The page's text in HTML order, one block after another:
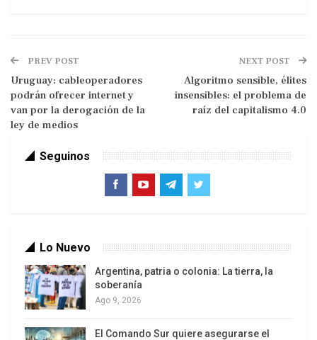
desigualdades, esto puede tener como resultado
que la policía tiene como fin reprimir la legítima
lucha social de estas clases y proteger los
favoreciendo a los privilegiados, en lugar de
proteger a la población más vulnerable de la
delincuencia, aquella que no tiene para pagar
seguridad privada.
PREV POST
Uruguay: cableoperadores
podrán ofrecer internet y
van por la derogación de la
ley de medios
NEXT POST
Algoritmo sensible, élites
insensibles: el problema de
raíz del capitalismo 4.0
Seguinos
Lo Nuevo
Argentina, patria o colonia: La tierra, la
soberanía
Ago 9, 2026
El Comando Sur quiere asegurarse el